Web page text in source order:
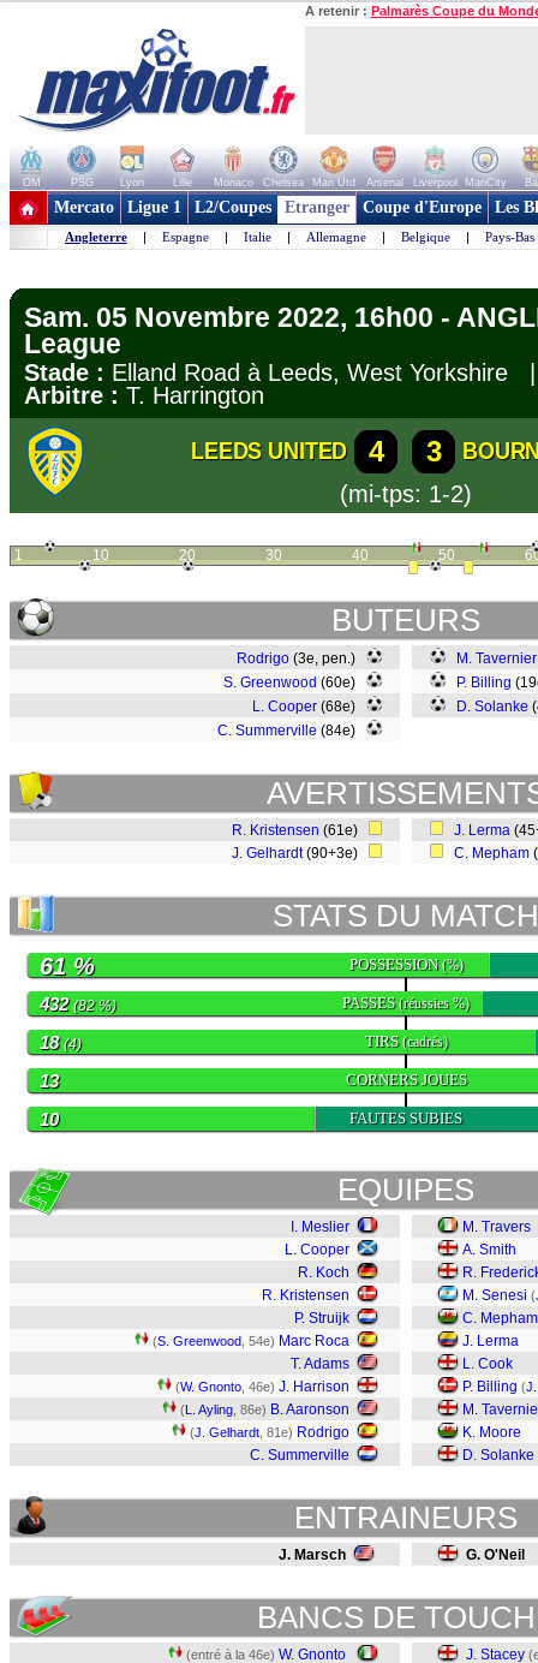
A retenir : Palmarès Coupe du
OM PSG Lyon Lille Monaco Chelsea Man Utd Arsenal Liverpool ManCity
+ de clubs
Mercato Ligue 1 L2/Coupes Etranger Coupe d'Europe Les
Angleterre | Espagne | Italie | Allemagne | Belgique | Pays-Bas
Sam. 05 Novembre 2022, 16h00 -
League
Stade : Elland Road à Leeds, West
Arbitre : T. Harrington
LEEDS UNITED 4 3
(mi-tps: 1-2)
1 10 20 30 40 50
BUTEURS
Rodrigo (3e, pen.)
S. Greenwood (60e)
L. Cooper (68e)
C. Summerville (84e)
M. Tavernier
P. Billing
D. Solanke
R. Kristensen (61e)
J. Gelhardt(90+3e)
J. Lerma
C. Mepham
STATS DU MATCH
POSSESSION(%)
61 %
PASSES(réussies %)
432(82 %)
TIRS(cadrés)
18(4)
CORNERS JOUES
13
FAUTES SUBIES
10
EQUIPES
I. Meslier
L. Cooper
R. Koch
R. Kristensen
P. Struijk
(S. Greenwood , 54e) Marc Roca
T. Adams
(W. Gnonto , 46e) J. Harrison
(L. Ayling , 86e) B. Aaronson
(J. Gelhardt , 81e) Rodrigo
C. Summerville
M. Travers
A. Smith
R.
M. Senesi (
C. Mepham
J. Lerma
L. Cook
P. Billing (
M.
K. Moore
D. Solanke
ENTRAINEURS
J. Marsch G. O'Neil
BANCS DE
(entré à la 46e) W. Gnonto J. Stacey